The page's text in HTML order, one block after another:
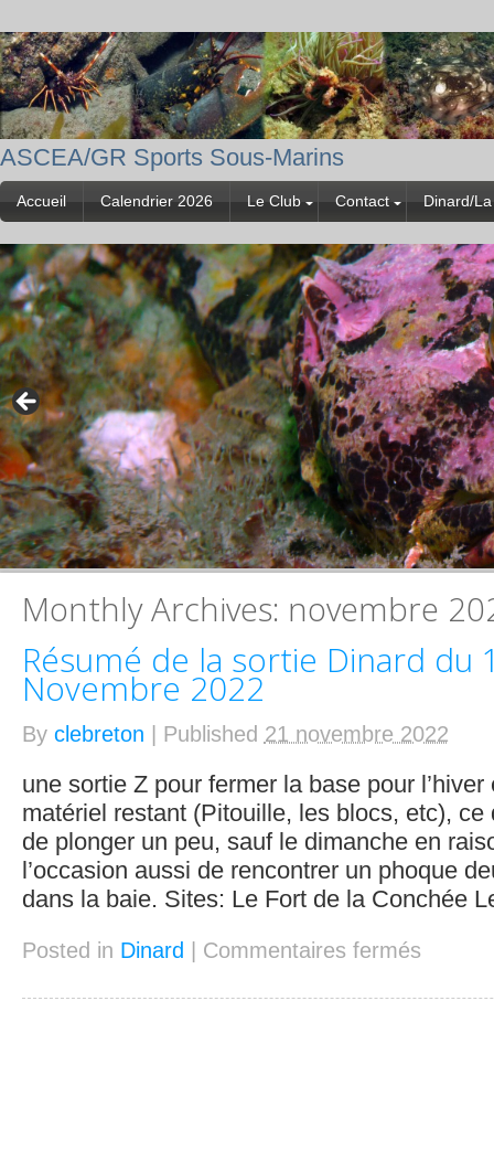
ASCEA/GR Sports Sous-Marins
Accueil Calendrier 2026 Le Club Contact Dinard/
Monthly Archives: novembre
Résumé de la sortie Dinard du
Novembre 2022
By clebreton Published 21 novembre 2022
une sortie Z pour fermer la base pour l’hiver
matériel restant (Pitouille, les blocs, etc), ce
de plonger un peu, sauf le dimanche en
l’occasion aussi de rencontrer un phoque
dans la baie. Sites: Le Fort de la Conchée
Posted in Dinard Commentaires fermés